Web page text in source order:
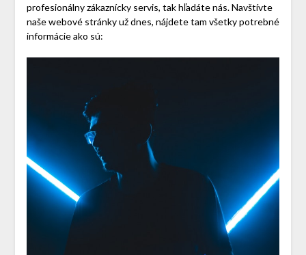
profesionálny zákaznícky servis, tak hľadáte nás. Navštívte
naše webové stránky už dnes, nájdete tam všetky potrebné
informácie ako sú: